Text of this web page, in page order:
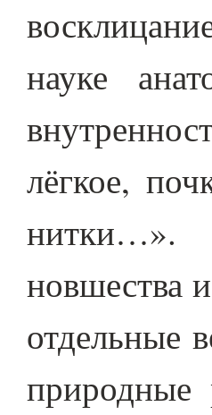
науке
лёгкое,
нитки…».
новшества
отдельные
природные